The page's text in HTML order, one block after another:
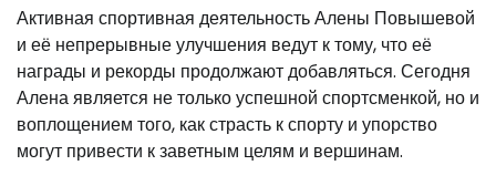
Активная спортивная деятельность Алены Повышевой
и её непрерывные улучшения ведут к тому, что её
награды и рекорды продолжают добавляться. Сегодня
Алена является не только успешной спортсменкой, но и
воплощением того, как страсть к спорту и упорство
могут привести к заветным целям и вершинам.